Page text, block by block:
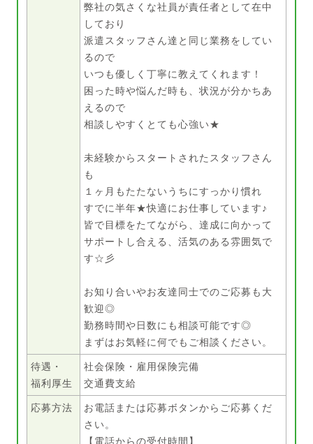
弊社の気さくな社員が責任者として在中
しており
派遣スタッフさん達と同じ業務をしてい
るので
いつも優しく丁寧に教えてくれます！
困った時や悩んだ時も、状況が分かちあ
えるので
相談しやすくとても心強い★
未経験からスタートされたスタッフさん
も
１ヶ月もたたないうちにすっかり慣れ
すでに半年★快適にお仕事しています♪
皆で目標をたてながら、達成に向かって
サポートし合える、活気のある雰囲気で
す☆彡
お知り合いやお友達同士でのご応募も大
歓迎◎
勤務時間や日数にも相談可能です◎
まずはお気軽に何でもご相談ください。
待遇・
福利厚生
社会保険・雇用保険完備
交通費支給
応募方法
お電話または応募ボタンからご応募くだ
さい。
【電話からの受付時間】